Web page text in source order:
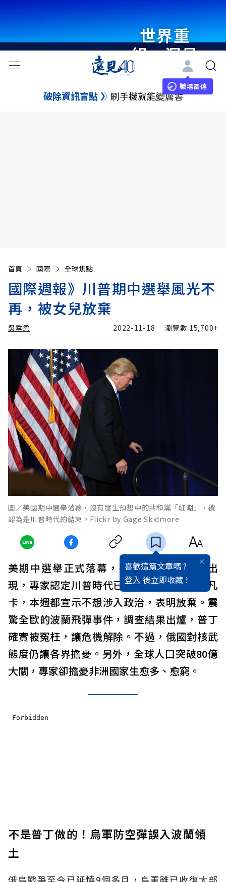
世界重
組・洞見
未來 與
世界領袖
職場雷達
破除資訊盲點 刷手機就能變厲害
首頁 國際 全球焦點
國際週報》川普期中選舉風光不
再，被女兒放棄
吳季柔 2022-11-18 瀏覽數 15,700+
圖／美國期中選舉落幕，沒有發生預想中的共和黨「紅潮」，被
認為是川普時代的結束。Flickr by Gage Skidmore
喜歡這篇文章嗎 ?
登入 後立即收藏 !
美期中選舉正式落幕，共和黨「紅潮」沒出
現，專家認定川普時代已過，連親生女兒伊凡
卡，本週都宣示不想涉入政治，表明放棄。震
驚全歐的波蘭飛彈事件，調查結果出爐，普丁
確實被冤枉，讓危機解除。不過，俄國對核武
態度仍讓各界擔憂。另外，全球人口突破80億
大關，專家卻擔憂非洲國家生愈多、愈窮。
不是普丁做的！烏軍防空彈誤入波蘭領
土